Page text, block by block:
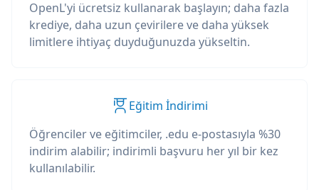
OpenL'yi ücretsiz kullanarak başlayın; daha fazla
krediye, daha uzun çevirilere ve daha yüksek
limitlere ihtiyaç duyduğunuzda yükseltin.
Eğitim İndirimi
Öğrenciler ve eğitimciler, .edu e-postasıyla %30
indirim alabilir; indirimli başvuru her yıl bir kez
kullanılabilir.